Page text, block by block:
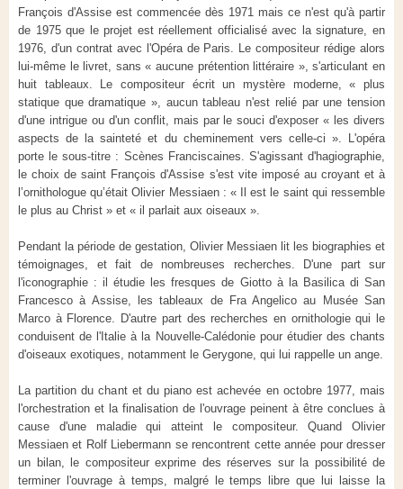
François d'Assise est commencée dès 1971 mais ce n'est qu'à partir
de 1975 que le projet est réellement officialisé avec la signature, en
1976, d'un contrat avec l'Opéra de Paris. Le compositeur rédige alors
lui-même le livret, sans « aucune prétention littéraire », s'articulant en
huit tableaux. Le compositeur écrit un mystère moderne, « plus
statique que dramatique », aucun tableau n'est relié par une tension
d'une intrigue ou d'un conflit, mais par le souci d'exposer « les divers
aspects de la sainteté et du cheminement vers celle-ci ». L'opéra
porte le sous-titre : Scènes Franciscaines. S'agissant d'hagiographie,
le choix de saint François d'Assise s'est vite imposé au croyant et à
l’ornithologue qu’était Olivier Messiaen : « Il est le saint qui ressemble
le plus au Christ » et « il parlait aux oiseaux ».
Pendant la période de gestation, Olivier Messiaen lit les biographies et
témoignages, et fait de nombreuses recherches. D'une part sur
l'iconographie : il étudie les fresques de Giotto à la Basilica di San
Francesco à Assise, les tableaux de Fra Angelico au Musée San
Marco à Florence. D'autre part des recherches en ornithologie qui le
conduisent de l'Italie à la Nouvelle-Calédonie pour étudier des chants
d'oiseaux exotiques, notamment le Gerygone, qui lui rappelle un ange.
La partition du chant et du piano est achevée en octobre 1977, mais
l'orchestration et la finalisation de l'ouvrage peinent à être conclues à
cause d'une maladie qui atteint le compositeur. Quand Olivier
Messiaen et Rolf Liebermann se rencontrent cette année pour dresser
un bilan, le compositeur exprime des réserves sur la possibilité de
terminer l'ouvrage à temps, malgré le temps libre que lui laisse la